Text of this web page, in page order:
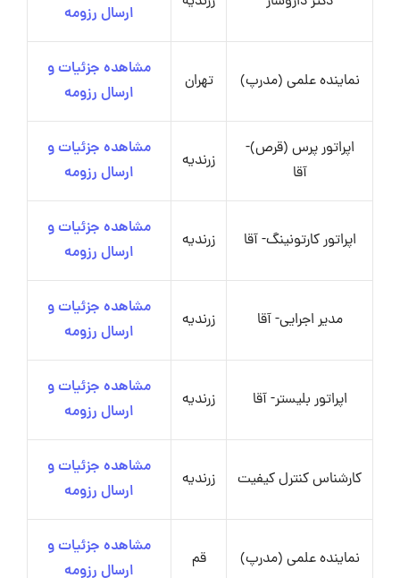
ارسال رزومه
نماینده علمی (مدرپ) تهران
مشاهده جزئیات و
ارسال رزومه
اپراتور پرس (قرص)-
آقا
زرندیه
مشاهده جزئیات و
ارسال رزومه
اپراتور کارتونینگ- آقا زرندیه
مشاهده جزئیات و
ارسال رزومه
مدیر اجرایی- آقا زرندیه
مشاهده جزئیات و
ارسال رزومه
اپراتور بلیستر- آقا زرندیه
مشاهده جزئیات و
ارسال رزومه
کارشناس کنترل کیفیت زرندیه
مشاهده جزئیات و
ارسال رزومه
نماینده علمی (مدرپ) قم
مشاهده جزئیات و
ارسال رزومه